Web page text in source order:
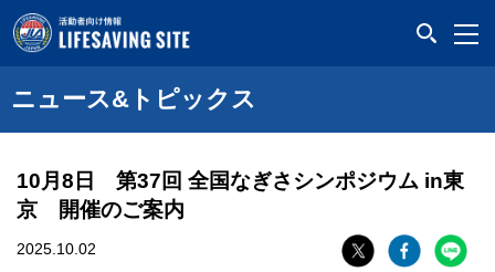
ニュース&トピックス
10月8日 第37回 全国なぎさシンポジウム in東
京 開催のご案内
2025.10.02